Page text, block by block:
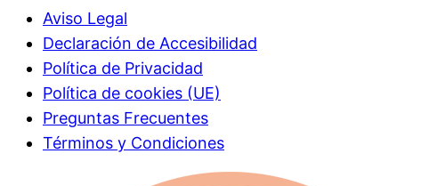
Aviso Legal
Declaración de Accesibilidad
Política de Privacidad
Política de cookies (UE)
Preguntas Frecuentes
Términos y Condiciones